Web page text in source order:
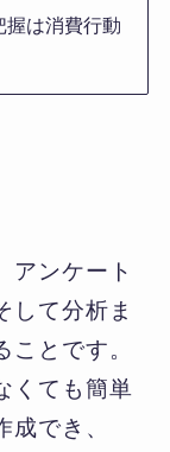
握は消費行動
アンケート
して分析ま
とです。
くても簡単
でき、